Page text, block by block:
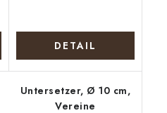
DETAIL
Untersetzer, Ø 10 cm,
Vereine